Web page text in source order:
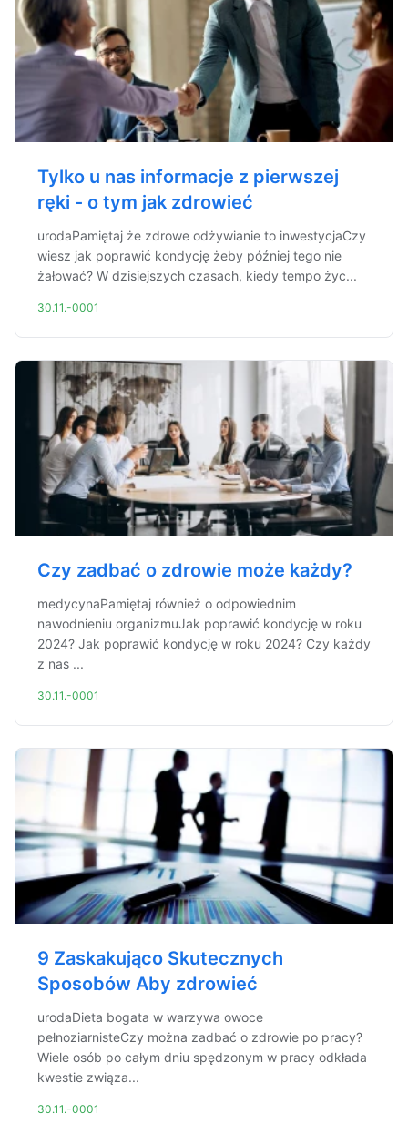
Tylko u nas informacje z pierwszej
ręki - o tym jak zdrowieć
urodaPamiętaj że zdrowe odżywianie to inwestycjaCzy
wiesz jak poprawić kondycję żeby później tego nie
żałować? W dzisiejszych czasach, kiedy tempo życ...
30.11.-0001
Czy zadbać o zdrowie może każdy?
medycynaPamiętaj również o odpowiednim
nawodnieniu organizmuJak poprawić kondycję w roku
2024? Jak poprawić kondycję w roku 2024? Czy każdy
z nas ...
30.11.-0001
9 Zaskakująco Skutecznych
Sposobów Aby zdrowieć
urodaDieta bogata w warzywa owoce
pełnoziarnisteCzy można zadbać o zdrowie po pracy?
Wiele osób po całym dniu spędzonym w pracy odkłada
kwestie związa...
30.11.-0001